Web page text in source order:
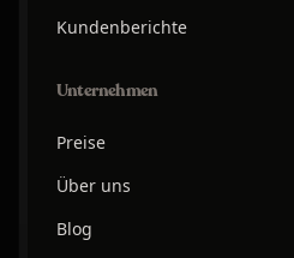
Kundenberichte
Unternehmen
Preise
Über uns
Blog